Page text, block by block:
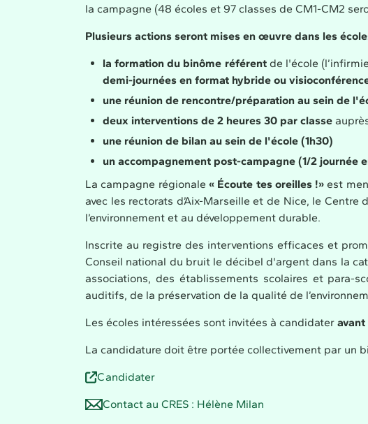
la campagne (48 écoles et 97 classes de CM1-CM2
Plusieurs actions seront mises en œuvre dans les
la formation du binôme référent de l'école
demi-journées en format hybride ou
une réunion de rencontre/préparation au sein de
deux interventions de 2 heures 30 par classe
une réunion de bilan au sein de l'école (1h30)
un accompagnement post-campagne (1/2 journée
La campagne régionale « Écoute tes oreilles !» est
avec les rectorats d’Aix-Marseille et de Nice, le
l’environnement et au développement durable.
Inscrite au registre des interventions efficaces et
Conseil national du bruit le décibel d'argent dans la
associations, des établissements scolaires et para-
auditifs, de la préservation de la qualité de
Les écoles intéressées sont invitées à candidater avant
La candidature doit être portée collectivement par un
Candidater
Contact au CRES : Hélène Milan